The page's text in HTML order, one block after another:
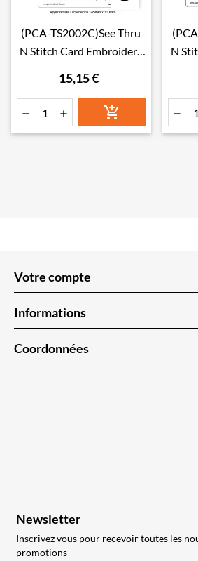
(PCA-TS2002C)See Thru
N Stitch Card Embroidery
15,15 €
  
N

Votre compte
Informations
Coordonnées
Newsletter
Inscrivez vous pour recevoir toutes les
promotions